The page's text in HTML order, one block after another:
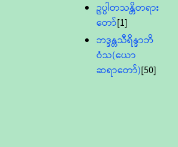
ဥပ္ပါတသန္တိတရား
တော်[1]
ဘဒ္ဒန္တသီရိန္ဒာဘိ
ဝံသ(ယော
ဆရာတော်)[50]